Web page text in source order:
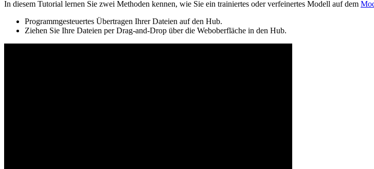
In diesem Tutorial lernen Sie zwei Methoden kennen, wie Sie ein trainiertes oder verfeinertes Modell auf dem
Programmgesteuertes Übertragen Ihrer Dateien auf den Hub.
Ziehen Sie Ihre Dateien per Drag-and-Drop über die Weboberfläche in den Hub.